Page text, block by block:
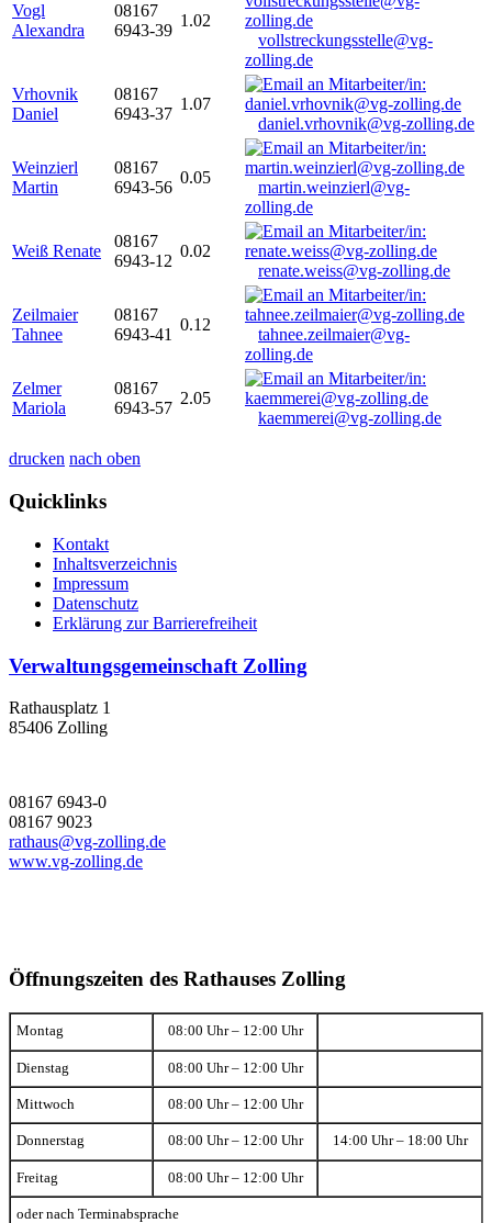
Vogl
Alexandra
08167
6943-39
1.02
vollstreckungsstelle@vg-
zolling.de
Vrhovnik
Daniel
08167
6943-37
1.07
daniel.vrhovnik@vg-zolling.de
Weinzierl
Martin
08167
6943-56
0.05
martin.weinzierl@vg-
zolling.de
Weiß Renate
08167
6943-12
0.02
renate.weiss@vg-zolling.de
Zeilmaier
Tahnee
08167
6943-41
0.12
tahnee.zeilmaier@vg-
zolling.de
Zelmer
Mariola
08167
6943-57
2.05
kaemmerei@vg-zolling.de
drucken nach oben
Quicklinks
Kontakt
Inhaltsverzeichnis
Impressum
Datenschutz
Erklärung zur Barrierefreiheit
Verwaltungsgemeinschaft Zolling
Rathausplatz 1
85406 Zolling
08167 6943-0
08167 9023
rathaus@vg-zolling.de
www.vg-zolling.de
Öffnungszeiten des Rathauses Zolling
Montag 08:00 Uhr – 12:00 Uhr
Dienstag 08:00 Uhr – 12:00 Uhr
Mittwoch 08:00 Uhr – 12:00 Uhr
Donnerstag 08:00 Uhr – 12:00 Uhr 14:00 Uhr – 18:00 Uhr
Freitag 08:00 Uhr – 12:00 Uhr
oder nach Terminabsprache